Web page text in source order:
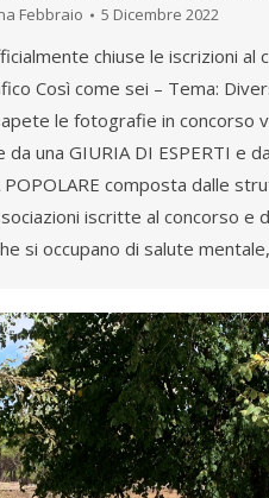
Febbraio 5 Dicembre 2022
chiuse le iscrizioni al
Così come sei – Tema:
le fotografie in concorso
da una GIURIA DI ESPERTI e
POPOLARE composta dalle
iscritte al concorso e
si occupano di salute